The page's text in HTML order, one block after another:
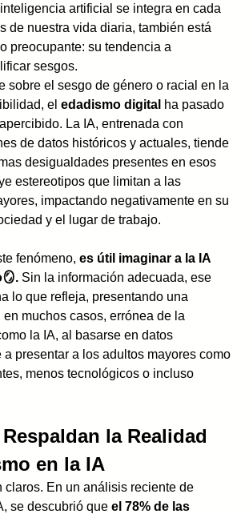
artificial se integra en cada
de nuestra vida diaria, también está
preocupante: su tendencia a
sesgos.
sobre el sesgo de género o racial en la
el edadismo digital ha pasado
La IA, entrenada con
de datos históricos y actuales, tiende
desigualdades presentes en esos
estereotipos que limitan a las
impactando negativamente en su
y el lugar de trabajo.
fenómeno, es útil imaginar a la IA
Sin la información adecuada, ese
lo que refleja, presentando una
en muchos casos, errónea de la
la IA, al basarse en datos
presentar a los adultos mayores como
menos tecnológicos o incluso
la Realidad
en la IA
claros. En un análisis reciente de
se descubrió que el 78% de las